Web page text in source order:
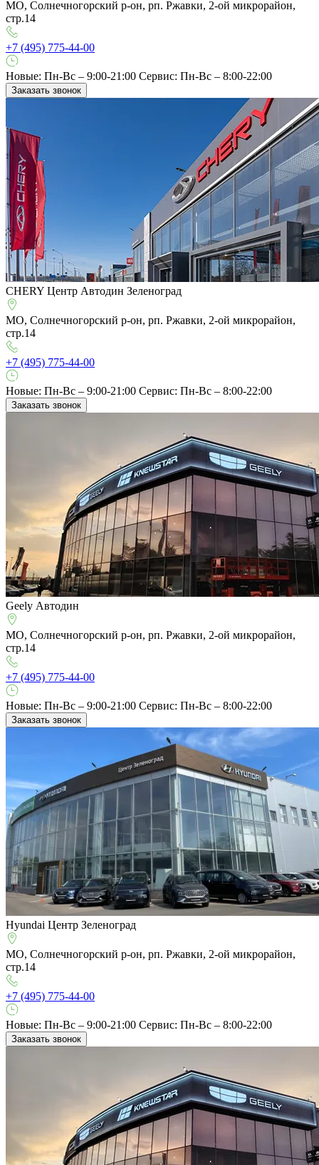
МО, Солнечногорский р-он, рп. Ржавки, 2-ой микрорайон,
стр.14
+7 (495) 775-44-00
Новые: Пн-Вс – 9:00-21:00 Сервис: Пн-Вс – 8:00-22:00
Заказать звонок
CHERY Центр Автодин Зеленоград
МО, Солнечногорский р-он, рп. Ржавки, 2-ой микрорайон,
стр.14
+7 (495) 775-44-00
Новые: Пн-Вс – 9:00-21:00 Сервис: Пн-Вс – 8:00-22:00
Заказать звонок
Geely Автодин
МО, Солнечногорский р-он, рп. Ржавки, 2-ой микрорайон,
стр.14
+7 (495) 775-44-00
Новые: Пн-Вс – 9:00-21:00 Сервис: Пн-Вс – 8:00-22:00
Заказать звонок
Hyundai Центр Зеленоград
МО, Солнечногорский р-он, рп. Ржавки, 2-ой микрорайон,
стр.14
+7 (495) 775-44-00
Новые: Пн-Вс – 9:00-21:00 Сервис: Пн-Вс – 8:00-22:00
Заказать звонок